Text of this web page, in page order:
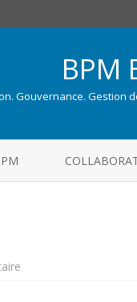
BPM
Gouvernance. Gestion